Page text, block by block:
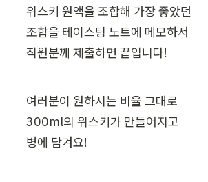
위스키 원액을 조합해 가장 좋았던
조합을 테이스팅 노트에 메모하서
직원분께 제출하면 끝입니다!
여러분이 원하시는 비율 그대로
300ml의 위스키가 만들어지고
병에 담겨요!